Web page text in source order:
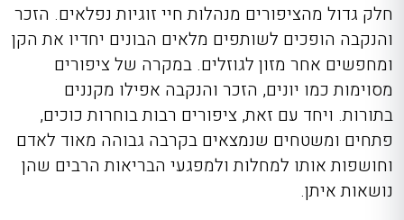
חלק גדול מהציפורים מנהלות חיי זוגיות נפלאים. הזכר
והנקבה הופכים לשותפים מלאים הבונים יחדיו את הקן
ומחפשים אחר מזון לגוזלים. במקרה של ציפורים
מסוימות כמו יונים, הזכר והנקבה אפילו מקננים
בתורות. ויחד עם זאת, ציפורים רבות בוחרות כוכים,
פתחים ומשטחים שנמצאים בקרבה גבוהה מאוד לאדם
וחושפות אותו למחלות ולמפגעי הבריאות הרבים שהן
נושאות איתן.